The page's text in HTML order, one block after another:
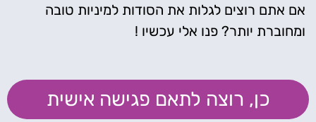
אם אתם רוצים לגלות את הסודות למיניות טובה
ומחוברת יותר? פנו אלי עכשיו !
כן, רוצה לתאם פגישה אישית